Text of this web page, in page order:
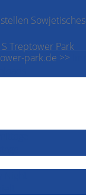
Treptower Park
park.de >>